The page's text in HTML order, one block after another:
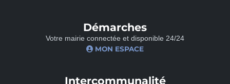
Démarches
Votre mairie connectée et disponible 24/24
MON ESPACE
Intercommunalité